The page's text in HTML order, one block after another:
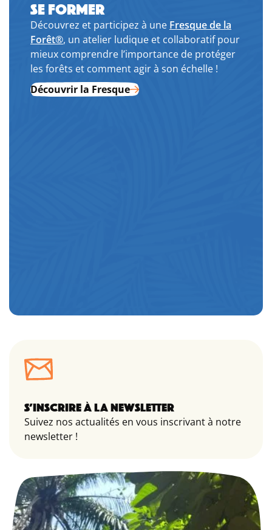
SE FORMER
Découvrez et participez à une Fresque de la
Forêt®, un atelier ludique et collaboratif pour
mieux comprendre l’importance de protéger
les forêts et comment agir à son échelle !
Découvrir la Fresque
S’INSCRIRE À LA NEWSLETTER
Suivez nos actualités en vous inscrivant à notre
newsletter !